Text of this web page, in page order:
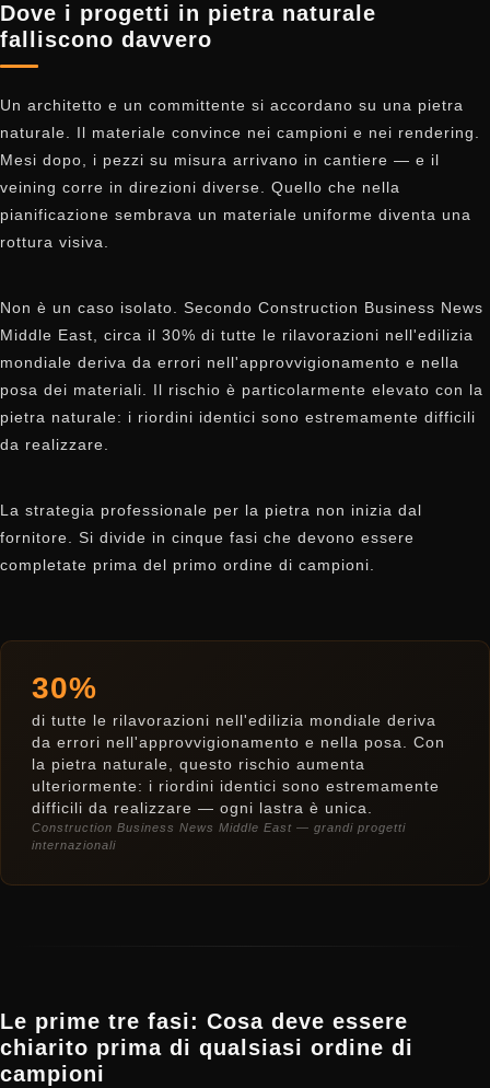
Dove i progetti in pietra naturale
falliscono davvero
Un architetto e un committente si accordano su una pietra
naturale. Il materiale convince nei campioni e nei rendering.
Mesi dopo, i pezzi su misura arrivano in cantiere — e il
veining corre in direzioni diverse. Quello che nella
pianificazione sembrava un materiale uniforme diventa una
rottura visiva.
Non è un caso isolato. Secondo Construction Business News
Middle East, circa il 30% di tutte le rilavorazioni nell'edilizia
mondiale deriva da errori nell'approvvigionamento e nella
posa dei materiali. Il rischio è particolarmente elevato con la
pietra naturale: i riordini identici sono estremamente difficili
da realizzare.
La strategia professionale per la pietra non inizia dal
fornitore. Si divide in cinque fasi che devono essere
completate prima del primo ordine di campioni.
30%
di tutte le rilavorazioni nell'edilizia mondiale deriva
da errori nell'approvvigionamento e nella posa. Con
la pietra naturale, questo rischio aumenta
ulteriormente: i riordini identici sono estremamente
difficili da realizzare — ogni lastra è unica.
Construction Business News Middle East — grandi progetti
internazionali
Le prime tre fasi: Cosa deve essere
chiarito prima di qualsiasi ordine di
campioni